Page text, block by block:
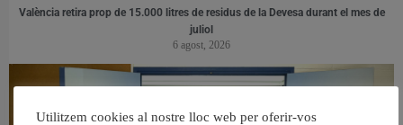
València retira prop de 15.000 litres de residus de la Devesa durant el mes de
juliol
6 agost, 2026
Utilitzem cookies al nostre lloc web per oferir-vos